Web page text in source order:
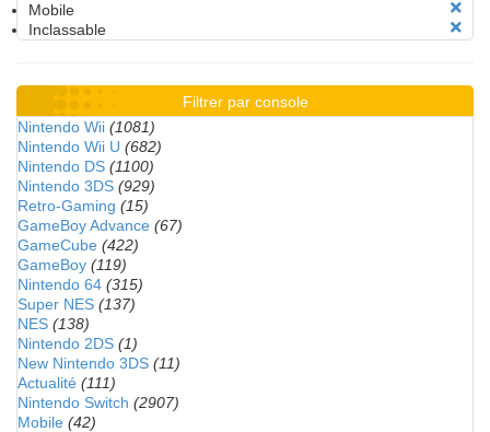
Mobile
Inclassable
Filtrer par console
Nintendo Wii (1081)
Nintendo Wii U (682)
Nintendo DS (1100)
Nintendo 3DS (929)
Retro-Gaming (15)
GameBoy Advance (67)
GameCube (422)
GameBoy (119)
Nintendo 64 (315)
Super NES (137)
NES (138)
Nintendo 2DS (1)
New Nintendo 3DS (11)
Actualité (111)
Nintendo Switch (2907)
Mobile (42)